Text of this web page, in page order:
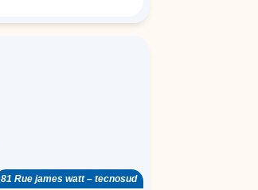
81 Rue james watt – tecnosud